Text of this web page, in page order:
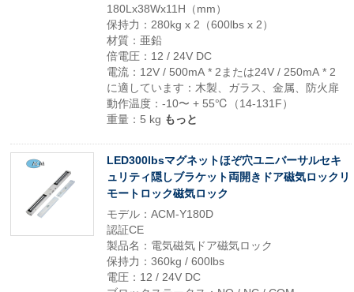
180Lx38Wx11H（mm）
保持力：280kg x 2（600lbs x 2）
材質：亜鉛
倍電圧：12 / 24V DC
電流：12V / 500mA * 2または24V / 250mA * 2
に適しています：木製、ガラス、金属、防火扉
動作温度：-10〜 + 55℃（14-131F）
重量：5 kg もっと
LED300lbsマグネットほぞ穴ユニバーサルセキ
ュリティ隠しブラケット両開きドア磁気ロックリ
モートロック磁気ロック
モデル：ACM-Y180D
認証CE
製品名：電気磁気ドア磁気ロック
保持力：360kg / 600lbs
電圧：12 / 24V DC